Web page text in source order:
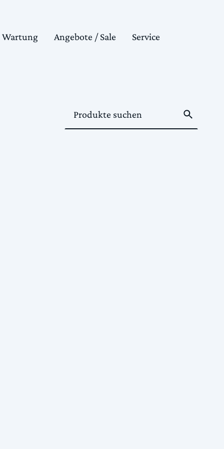
Wartung Angebote / Sale Service